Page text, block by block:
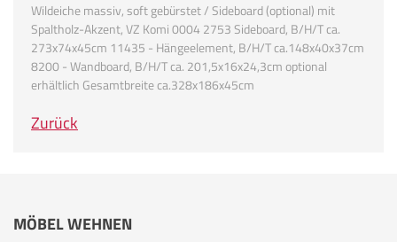
Wildeiche massiv, soft gebürstet / Sideboard (optional) mit
Spaltholz-Akzent, VZ Komi 0004 2753 Sideboard, B/H/T ca.
273x74x45cm 11435 - Hängeelement, B/H/T ca.148x40x37cm
8200 - Wandboard, B/H/T ca. 201,5x16x24,3cm optional
erhältlich Gesamtbreite ca.328x186x45cm
Zurück
MÖBEL WEHNEN